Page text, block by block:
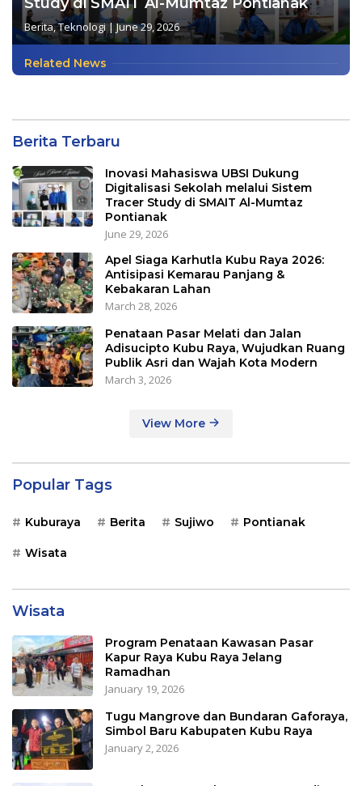
Berita,Teknologi|June 29, 2026
Related News
Berita Terbaru
Inovasi Mahasiswa UBSI Dukung
Digitalisasi Sekolah melalui Sistem
Tracer Study di SMAIT Al-Mumtaz
Pontianak
June 29, 2026
Apel Siaga Karhutla Kubu Raya 2026:
Antisipasi Kemarau Panjang &
Kebakaran Lahan
March 28, 2026
Penataan Pasar Melati dan Jalan
Adisucipto Kubu Raya, Wujudkan Ruang
Publik Asri dan Wajah Kota Modern
March 3, 2026
View More
Popular Tags
Kuburaya Berita Sujiwo Pontianak
Wisata
Wisata
Program Penataan Kawasan Pasar
Kapur Raya Kubu Raya Jelang
Ramadhan
January 19, 2026
Tugu Mangrove dan Bundaran Gaforaya,
Simbol Baru Kabupaten Kubu Raya
January 2, 2026